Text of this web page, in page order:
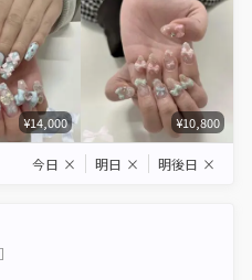
¥14,000 ¥10,800
今日 × 明日 × 明後日 ×